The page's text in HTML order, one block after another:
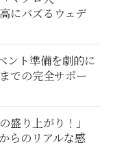
にバズるウェデ
ント準備を劇的に
での完全サポー
盛り上がり！」
らのリアルな感